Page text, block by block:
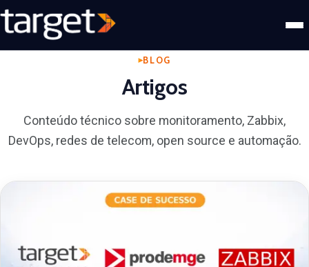
BLOG
Artigos
Conteúdo técnico sobre monitoramento, Zabbix,
DevOps, redes de telecom, open source e automação.